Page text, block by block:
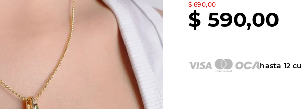
$ 690,00
$ 590,00
hasta12